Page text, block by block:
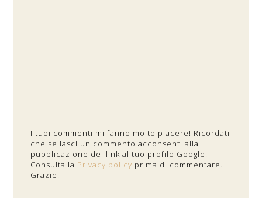
I tuoi commenti mi fanno molto piacere! Ricordati
che se lasci un commento acconsenti alla
pubblicazione del link al tuo profilo Google.
Consulta la Privacy policy prima di commentare.
Grazie!